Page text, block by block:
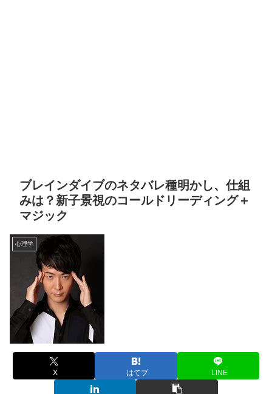
ブレインダイブのネタバレ種明かし、仕組
みは？新子景視のコールドリーディング＋
マジック
心理学
X はてブ LINE